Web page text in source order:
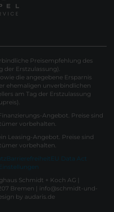
Preisempfehlung des
der Erstzulassung).
die angegebene Ersparnis
ehemaligen unverbindlichen
am Tag der Erstzulassung
Angebot. Preise sind
vorbehalten.
Leasing-Angebot. Preise sind
vorbehalten.
Barrierefreiheit EU Data Act
Schmidt + Koch AG |
Bremen | info@schmidt-und-
by audaris.de